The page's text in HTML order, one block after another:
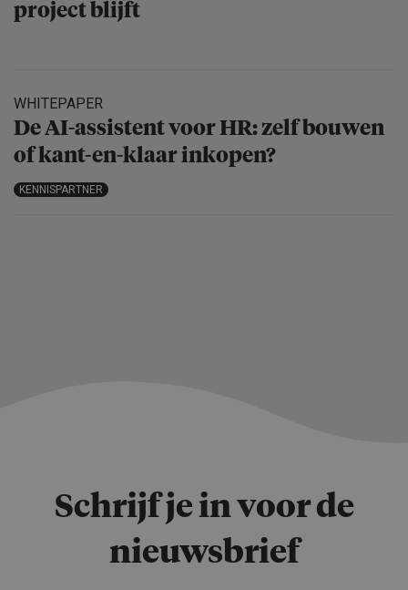
project blijft
WHITEPAPER
De AI-assistent voor HR: zelf bouwen
of kant-en-klaar inkopen?
KENNISPARTNER
Schrijf je in voor de
nieuwsbrief